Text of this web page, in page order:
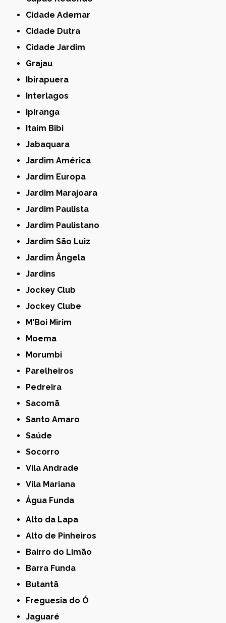
Cidade Ademar
Cidade Dutra
Cidade Jardim
Grajau
Ibirapuera
Interlagos
Ipiranga
Itaim Bibi
Jabaquara
Jardim América
Jardim Europa
Jardim Marajoara
Jardim Paulista
Jardim Paulistano
Jardim São Luiz
Jardim Ângela
Jardins
Jockey Club
Jockey Clube
M'Boi Mirim
Moema
Morumbi
Parelheiros
Pedreira
Sacomã
Santo Amaro
Saúde
Socorro
Vila Andrade
Vila Mariana
Água Funda
Alto da Lapa
Alto de Pinheiros
Bairro do Limão
Barra Funda
Butantã
Freguesia do Ó
Jaguaré